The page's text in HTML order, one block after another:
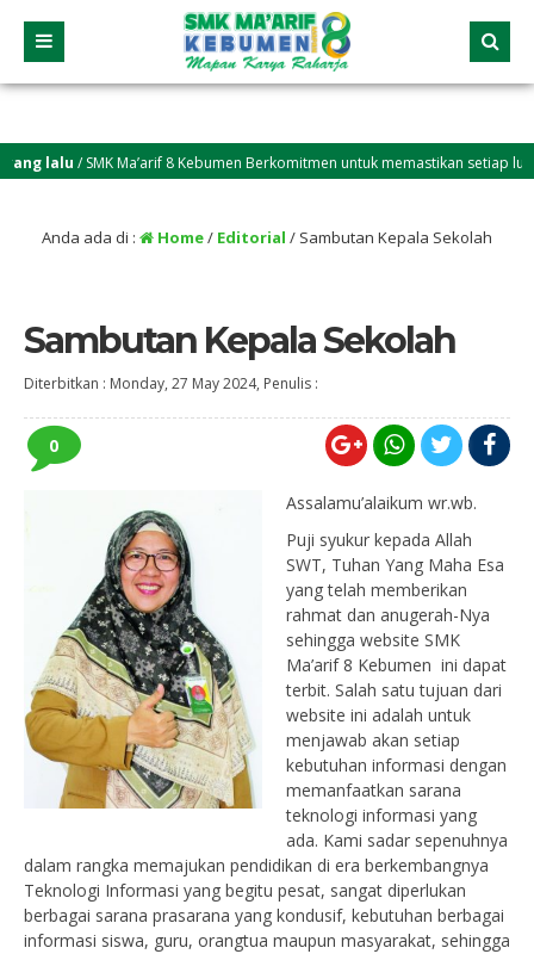
lalu/ SMK Ma’arif 8 Kebumen Berkomitmen untuk memastikan setiap
Anda ada di : Home/ Editorial / Sambutan Kepala Sekolah
Sambutan Kepala Sekolah
Diterbitkan : Monday, 27 May 2024, Penulis :
0
Assalamu’alaikum wr.wb.
Puji syukur kepada Allah
SWT, Tuhan Yang Maha Esa
yang telah memberikan
rahmat dan anugerah-Nya
sehingga website SMK
Ma’arif 8 Kebumen ini dapat
terbit. Salah satu tujuan dari
website ini adalah untuk
menjawab akan setiap
kebutuhan informasi dengan
memanfaatkan sarana
teknologi informasi yang
ada. Kami sadar sepenuhnya
dalam rangka memajukan pendidikan di era berkembangnya
Teknologi Informasi yang begitu pesat, sangat diperlukan
berbagai sarana prasarana yang kondusif, kebutuhan berbagai
informasi siswa, guru, orangtua maupun masyarakat, sehingga